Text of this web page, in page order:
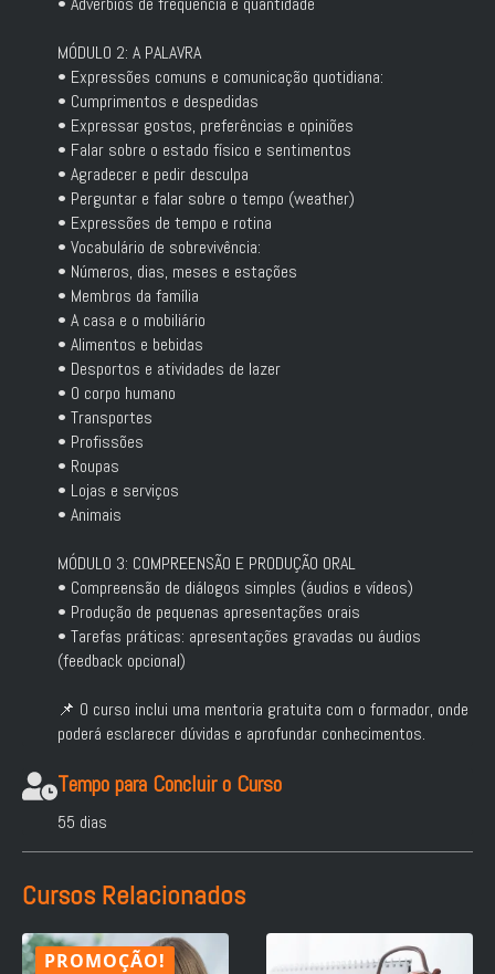
MÓDULO 2: A PALAVRA
• Expressões comuns e comunicação quotidiana:
• Cumprimentos e despedidas
• Expressar gostos, preferências e opiniões
• Falar sobre o estado físico e sentimentos
• Agradecer e pedir desculpa
• Perguntar e falar sobre o tempo (weather)
• Expressões de tempo e rotina
• Vocabulário de sobrevivência:
• Números, dias, meses e estações
• Membros da família
• A casa e o mobiliário
• Alimentos e bebidas
• Desportos e atividades de lazer
• O corpo humano
• Transportes
• Profissões
• Roupas
• Lojas e serviços
• Animais
MÓDULO 3: COMPREENSÃO E PRODUÇÃO ORAL
• Compreensão de diálogos simples (áudios e vídeos)
• Produção de pequenas apresentações orais
• Tarefas práticas: apresentações gravadas ou áudios
(feedback opcional)
📌 O curso inclui uma mentoria gratuita com o formador, onde
poderá esclarecer dúvidas e aprofundar conhecimentos.
Tempo para Concluir o Curso
55 dias
Cursos Relacionados
PROMOÇÃO!